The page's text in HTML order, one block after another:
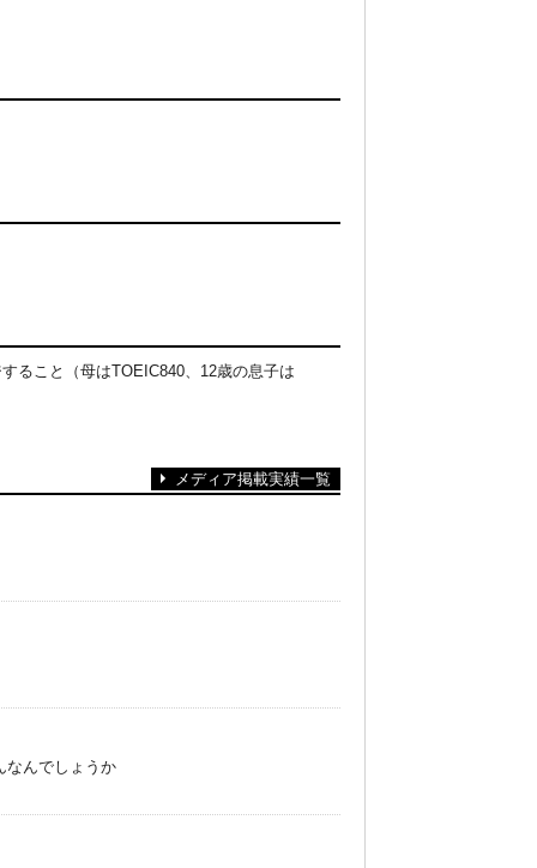
ること（母はTOEIC840、12歳の息子は
メディア掲載実績一覧
なんでしょうか